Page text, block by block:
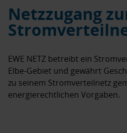
Netzzugang
EWE NETZ betreibt ein
Elbe-Gebiet und gewährt
zu seinem Stromverteilnetz
energierechtlichen Vorgaben.